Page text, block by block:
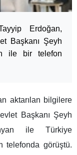
Erdoğan,
Başkanı Şeyh
ile bir telefon
aktarılan bilgilere
Başkanı Şeyh
ile Türkiye
telefonda görüştü.